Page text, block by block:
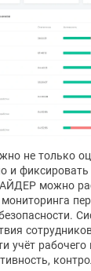
не только
и
можно
учёт рабочего